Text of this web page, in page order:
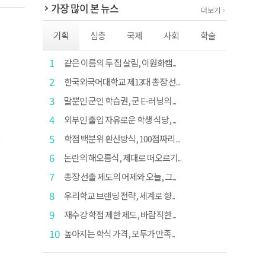
가장 많이 본 뉴스
기획 심층 국제 사회 학술
더보기
1 같은 이름의 두 집 살림, 이원화캠...
2 한국외국어대학교 제13대 총장 선...
3 말뿐인 군인 학습권, 군 E-러닝의 ...
4 외부인 출입 자유로운 학생 식당, ...
5 학점 백분위 환산방식, 100점짜리 ...
6 논란의 해오름식, 제대로 떠오르기...
7 총장 선출 제도의 어제와 오늘, 그...
8 우리학교 브랜딩 전략, 세계로 향...
9 재수강 학점 제한 제도, 바람직한 ...
10 높아지는 학식 가격, 모두가 만족...